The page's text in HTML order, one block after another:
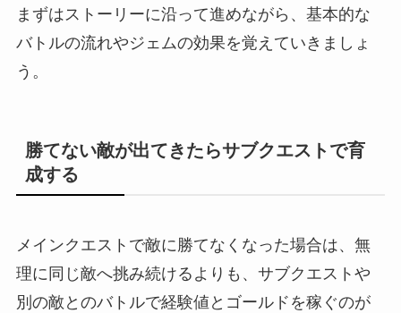
まずはストーリーに沿って進めながら、基本的な
バトルの流れやジェムの効果を覚えていきましょ
う。
勝てない敵が出てきたらサブクエストで育
成する
メインクエストで敵に勝てなくなった場合は、無
理に同じ敵へ挑み続けるよりも、サブクエストや
別の敵とのバトルで経験値とゴールドを稼ぐのが